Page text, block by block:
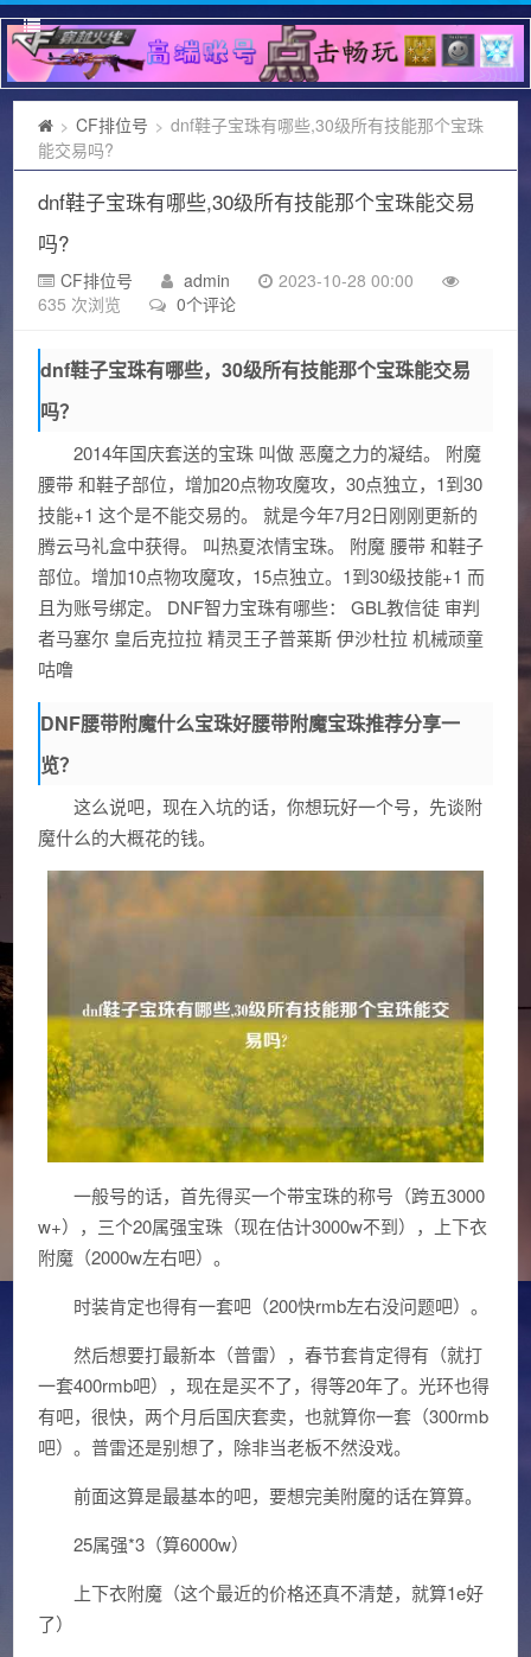
> CF排位号 > dnf鞋子宝珠有哪些,30级所有技能那个宝珠
能交易吗?
dnf鞋子宝珠有哪些,30级所有技能那个宝珠能交易
吗?
CF排位号 admin
2023-10-28 00:00
635 次浏览
0个评论
dnf鞋子宝珠有哪些，30级所有技能那个宝珠能交易
吗？
2014年国庆套送的宝珠 叫做 恶魔之力的凝结。 附魔
腰带 和鞋子部位，增加20点物攻魔攻，30点独立，1到30
技能+1 这个是不能交易的。 就是今年7月2日刚刚更新的
腾云马礼盒中获得。 叫热夏浓情宝珠。 附魔 腰带 和鞋子
部位。增加10点物攻魔攻，15点独立。1到30级技能+1 而
且为账号绑定。 DNF智力宝珠有哪些： GBL教信徒 审判
者马塞尔 皇后克拉拉 精灵王子普莱斯 伊沙杜拉 机械顽童
咕噜
DNF腰带附魔什么宝珠好腰带附魔宝珠推荐分享一
览？
这么说吧，现在入坑的话，你想玩好一个号，先谈附
魔什么的大概花的钱。
一般号的话，首先得买一个带宝珠的称号（跨五3000
w+），三个20属强宝珠（现在估计3000w不到），上下衣
附魔（2000w左右吧）。
时装肯定也得有一套吧（200快rmb左右没问题吧）。
然后想要打最新本（普雷），春节套肯定得有（就打
一套400rmb吧），现在是买不了，得等20年了。光环也得
有吧，很快，两个月后国庆套卖，也就算你一套（300rmb
吧）。普雷还是别想了，除非当老板不然没戏。
前面这算是最基本的吧，要想完美附魔的话在算算。
25属强*3（算6000w）
上下衣附魔（这个最近的价格还真不清楚，就算1e好
了）